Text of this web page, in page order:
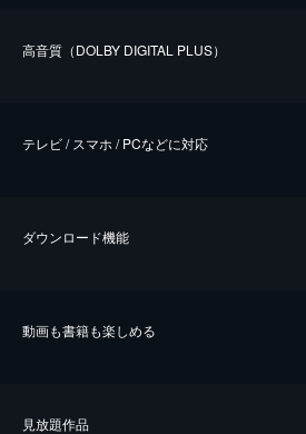
⾼⾳質（DOLBY DIGITAL PLUS）
テレビ / スマホ / PCなどに対応
ダウンロード機能
動画も書籍も楽しめる
⾒放題作品